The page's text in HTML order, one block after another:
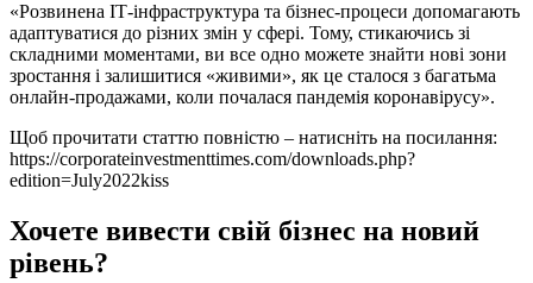
«Розвинена ІТ-інфраструктура та бізнес-процеси допомагають
адаптуватися до різних змін у сфері. Тому, стикаючись зі
складними моментами, ви все одно можете знайти нові зони
зростання і залишитися «живими», як це сталося з багатьма
онлайн-продажами, коли почалася пандемія коронавірусу».
Щоб прочитати статтю повністю – натисніть на посилання:
https://corporateinvestmenttimes.com/downloads.php?
edition=July2022kiss
Хочете вивести свій бізнес на новий
рівень?